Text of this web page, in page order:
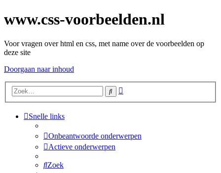
www.css-voorbeelden.nl
Voor vragen over html en css, met name over de voorbeelden op
deze site
Doorgaan naar inhoud
Zoek
Snelle links
Onbeantwoorde onderwerpen
Actieve onderwerpen
Zoek